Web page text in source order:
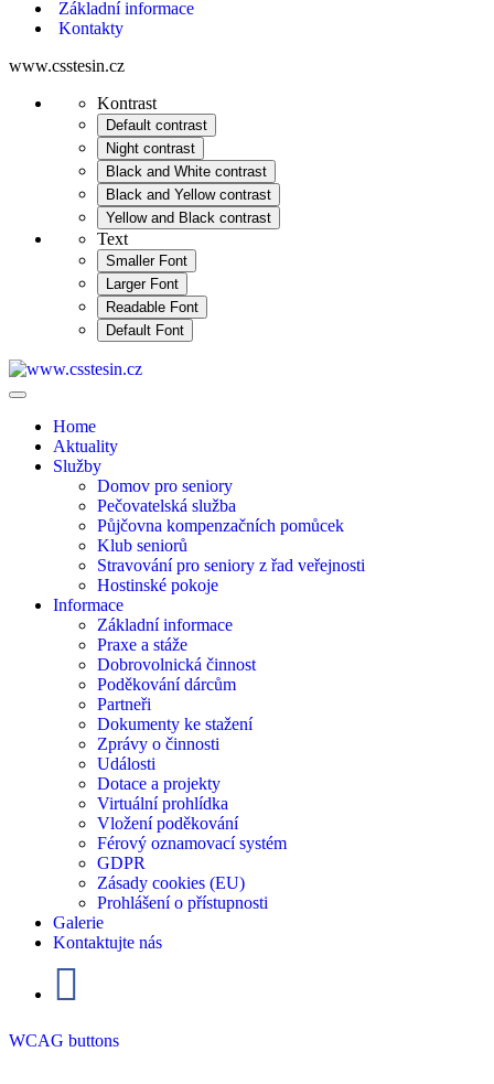
Základní informace
Kontakty
www.csstesin.cz
Kontrast
Default contrast
Night contrast
Black and White contrast
Black and Yellow contrast
Yellow and Black contrast
Text
Smaller Font
Larger Font
Readable Font
Default Font
Home
Aktuality
Služby
Domov pro seniory
Pečovatelská služba
Půjčovna kompenzačních pomůcek
Klub seniorů
Stravování pro seniory z řad veřejnosti
Hostinské pokoje
Informace
Základní informace
Praxe a stáže
Dobrovolnická činnost
Poděkování dárcům
Partneři
Dokumenty ke stažení
Zprávy o činnosti
Události
Dotace a projekty
Virtuální prohlídka
Vložení poděkování
Férový oznamovací systém
GDPR
Zásady cookies (EU)
Prohlášení o přístupnosti
Galerie
Kontaktujte nás
WCAG buttons